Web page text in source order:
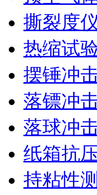
撕裂度
热缩试
摆锤冲
落镖冲
落球冲
纸箱抗
持粘性